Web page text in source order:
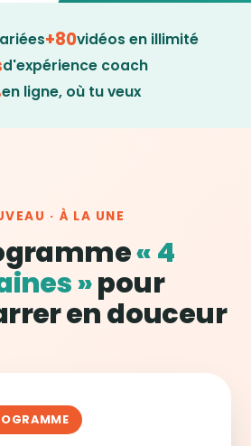
+80vidéos en illimité
d'expérience coach
en ligne, où tu veux
· À LA UNE
« 4
»pour
en douceur